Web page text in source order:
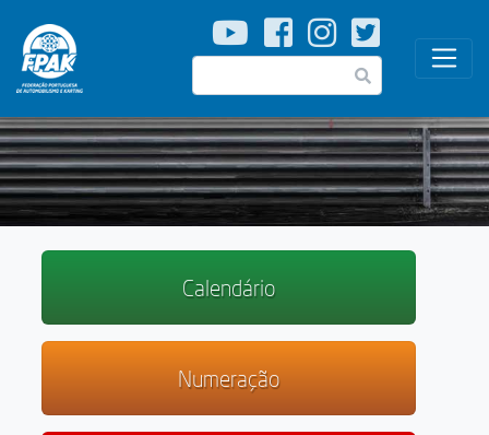
Passar
para
o
Pesquisar
Calendário
Numeração